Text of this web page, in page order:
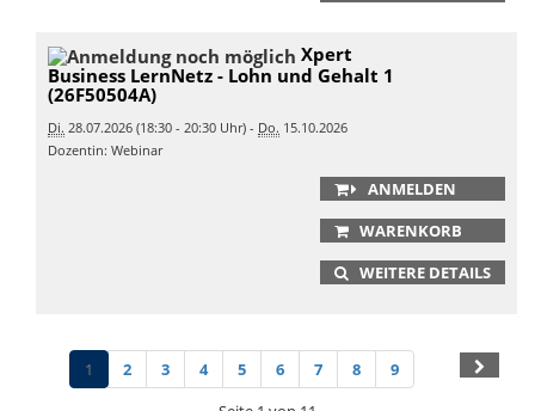
Xpert
Business LernNetz - Lohn und Gehalt 1
(26F50504A)
Di. 28.07.2026 (18:30 - 20:30 Uhr) - Do. 15.10.2026
Dozentin: Webinar
ANMELDEN
WARENKORB
WEITERE DETAILS
1 2 3 4 5 6 7 8
9